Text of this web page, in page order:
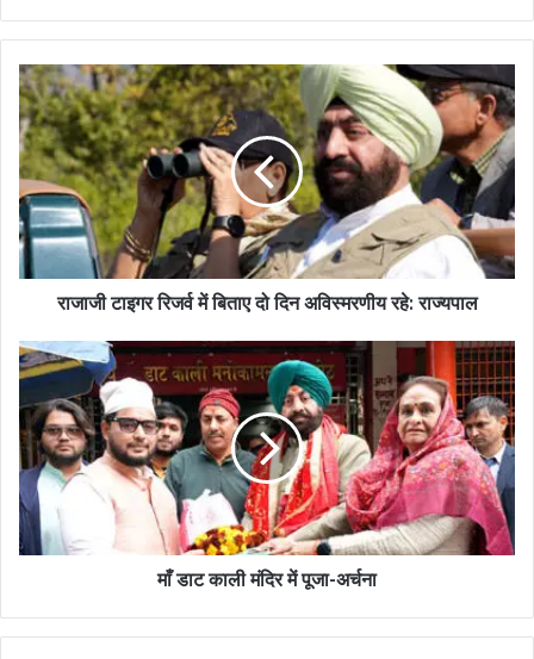
राजाजी टाइगर रिजर्व में बिताए दो दिन अविस्मरणीय रहे: राज्यपाल
माँ डाट काली मंदिर में पूजा-अर्चना